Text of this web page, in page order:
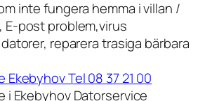
inte fungera hemma i villan /
E-post problem,virus
reparera trasiga bärbara
Ekebyhov Tel 08 37 21 00
i Ekebyhov Datorservice